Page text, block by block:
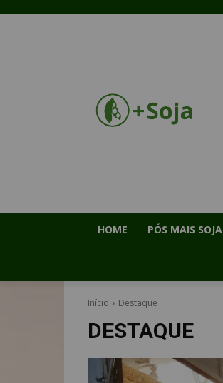
HOME PÓS MAIS SOJA
Início Destaque
DESTAQUE